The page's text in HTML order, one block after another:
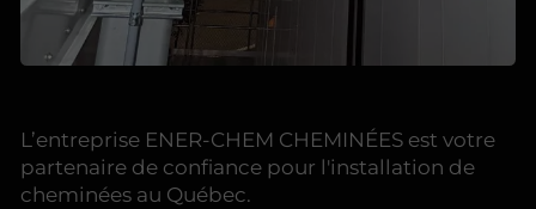
L’entreprise ENER-CHEM CHEMINÉES est votre
partenaire de confiance pour l'installation de
cheminées au Québec.